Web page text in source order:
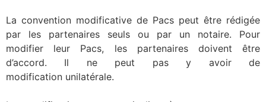
La convention modificative de Pacs peut être rédigée
par les partenaires seuls ou par un notaire. Pour
modifier leur Pacs, les partenaires doivent être
d’accord. Il ne peut pas y avoir de
modification unilatérale.